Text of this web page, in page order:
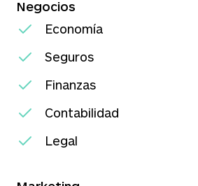
Negocios
Economía
Seguros
Finanzas
Contabilidad
Legal